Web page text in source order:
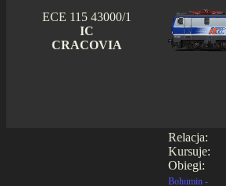
ECE 115 43000/1
IC
CRACOVIA
Relacja:
Kursuje:
Obiegi:
Bohumin -